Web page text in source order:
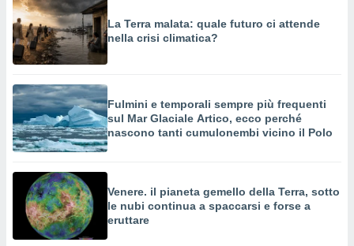
La Terra malata: quale futuro ci attende
nella crisi climatica?
Fulmini e temporali sempre più frequenti
sul Mar Glaciale Artico, ecco perché
nascono tanti cumulonembi vicino il Polo
Venere. il pianeta gemello della Terra, sotto
le nubi continua a spaccarsi e forse a
eruttare